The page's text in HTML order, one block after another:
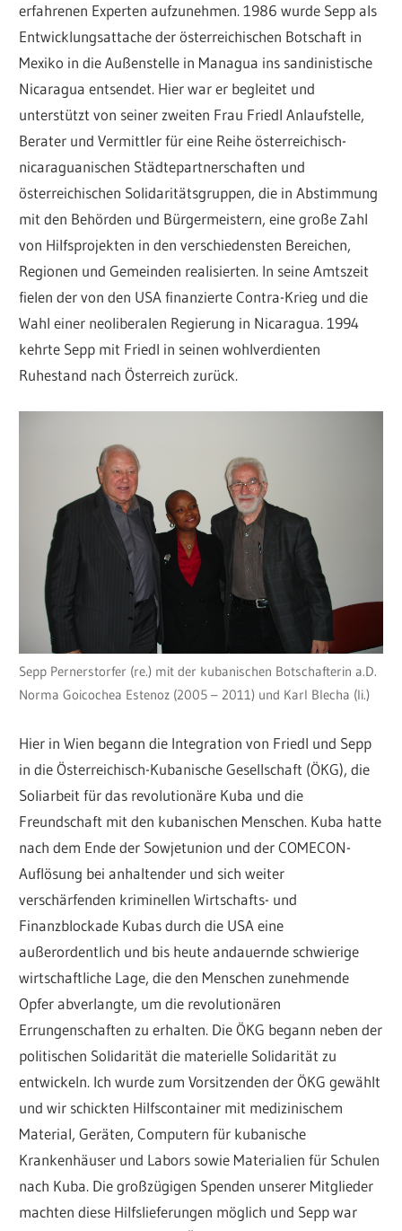
erfahrenen Experten aufzunehmen. 1986 wurde Sepp als
Entwicklungsattache der österreichischen Botschaft in
Mexiko in die Außenstelle in Managua ins sandinistische
Nicaragua entsendet. Hier war er begleitet und
unterstützt von seiner zweiten Frau Friedl Anlaufstelle,
Berater und Vermittler für eine Reihe österreichisch-
nicaraguanischen Städtepartnerschaften und
österreichischen Solidaritätsgruppen, die in Abstimmung
mit den Behörden und Bürgermeistern, eine große Zahl
von Hilfsprojekten in den verschiedensten Bereichen,
Regionen und Gemeinden realisierten. In seine Amtszeit
fielen der von den USA finanzierte Contra-Krieg und die
Wahl einer neoliberalen Regierung in Nicaragua. 1994
kehrte Sepp mit Friedl in seinen wohlverdienten
Ruhestand nach Österreich zurück.
Sepp Pernerstorfer (re.) mit der kubanischen Botschafterin a.D.
Norma Goicochea Estenoz (2005 – 2011) und Karl Blecha (li.)
Hier in Wien begann die Integration von Friedl und Sepp
in die Österreichisch-Kubanische Gesellschaft (ÖKG), die
Soliarbeit für das revolutionäre Kuba und die
Freundschaft mit den kubanischen Menschen. Kuba hatte
nach dem Ende der Sowjetunion und der COMECON-
Auflösung bei anhaltender und sich weiter
verschärfenden kriminellen Wirtschafts- und
Finanzblockade Kubas durch die USA eine
außerordentlich und bis heute andauernde schwierige
wirtschaftliche Lage, die den Menschen zunehmende
Opfer abverlangte, um die revolutionären
Errungenschaften zu erhalten. Die ÖKG begann neben der
politischen Solidarität die materielle Solidarität zu
entwickeln. Ich wurde zum Vorsitzenden der ÖKG gewählt
und wir schickten Hilfscontainer mit medizinischem
Material, Geräten, Computern für kubanische
Krankenhäuser und Labors sowie Materialien für Schulen
nach Kuba. Die großzügigen Spenden unserer Mitglieder
machten diese Hilfslieferungen möglich und Sepp war